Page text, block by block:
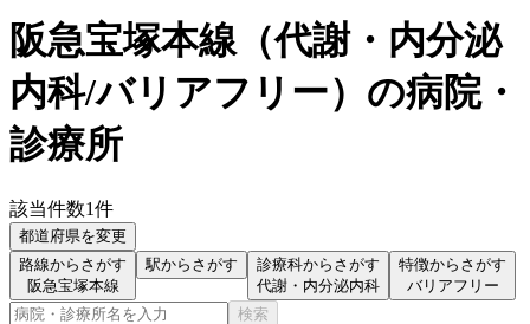
阪急宝塚本線（代謝・内分泌
内科/バリアフリー） の病院・
診療所
該当件数1件
都道府県を変更
路線からさがす
阪急宝塚本線
駅からさがす
診療科からさがす
代謝・内分泌内科
特徴からさがす
バリアフリー
検索